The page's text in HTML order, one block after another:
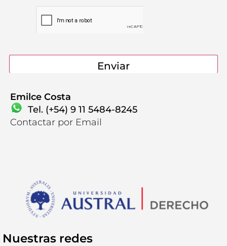
Contactanos
Emilce Costa
Tel. (+54) 9 11 5484-8245
Contactar por Email
Nuestras redes